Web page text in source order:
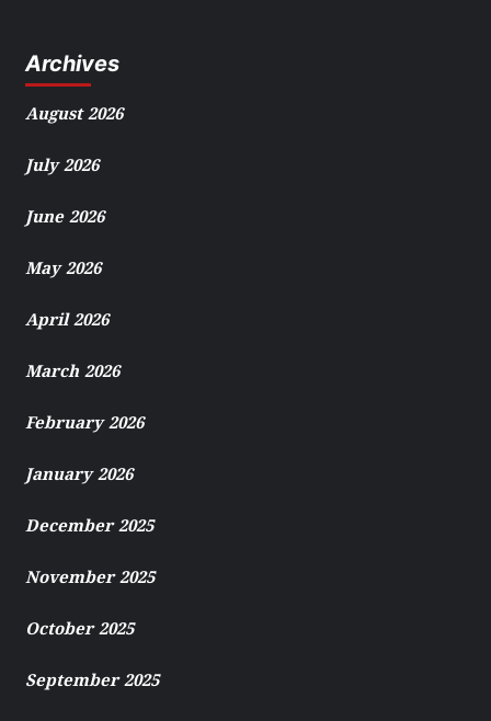
Archives
August 2026
July 2026
June 2026
May 2026
April 2026
March 2026
February 2026
January 2026
December 2025
November 2025
October 2025
September 2025